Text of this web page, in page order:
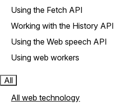
Using the Fetch API
Working with the History API
Using the Web speech API
Using web workers
All
All web technology